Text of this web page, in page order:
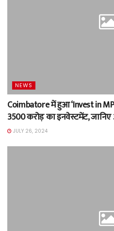
NEWS
Coimbatore में हुआ ‘Invest in
3500 करोड़ का इनवेस्टमेंट,
JULY 26, 2024